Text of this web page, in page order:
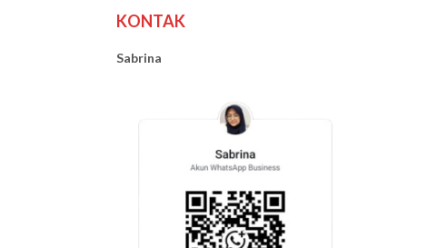
KONTAK
Sabrina